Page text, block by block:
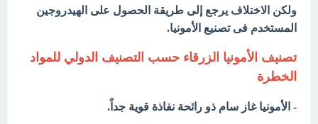
ولكن الاختلاف يرجع إلى طريقة الحصول على الهيدروجين
المستخدم فى تصنيع الأمونيا.
تصنيف الأمونيا الزرقاء حسب التصنيف الدولي للمواد
الخطرة
- الأمونيا غاز سام ذو رائحة نفاذة قوية جداً.